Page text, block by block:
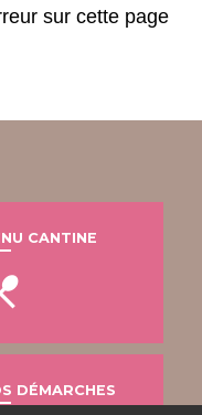
sur cette page
CANTINE
DÉMARCHES